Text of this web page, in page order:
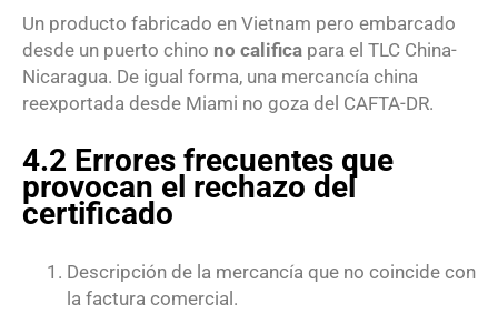
Un producto fabricado en Vietnam pero embarcado
desde un puerto chino no califica para el TLC China-
Nicaragua. De igual forma, una mercancía china
reexportada desde Miami no goza del CAFTA-DR.
4.2 Errores frecuentes que
provocan el rechazo del
certificado
Descripción de la mercancía que no coincide con
la factura comercial.